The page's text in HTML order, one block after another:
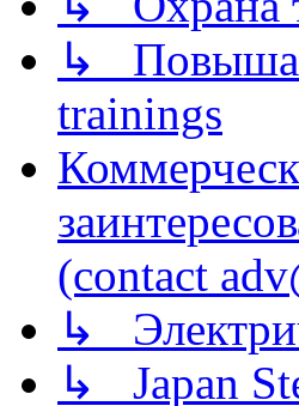
↳
trainings
(contact
↳
↳ Japan